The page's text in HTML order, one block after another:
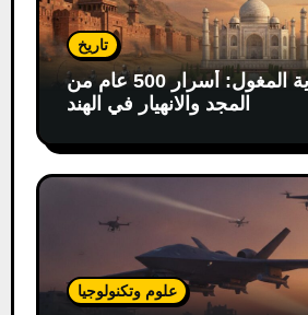
تاريخ
إمبراطورية المغول: أسرار 500 عام من
المجد والانهيار في الهند
علوم وتكنولوجيا